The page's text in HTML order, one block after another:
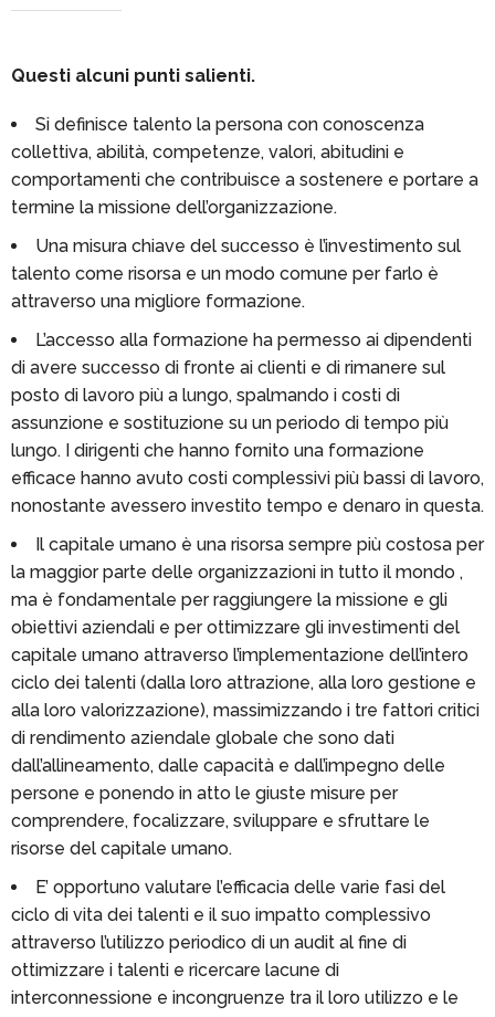
Questi alcuni punti salienti.
Si definisce talento la persona con conoscenza
collettiva, abilità, competenze, valori, abitudini e
comportamenti che contribuisce a sostenere e portare a
termine la missione dell’organizzazione.
Una misura chiave del successo è l’investimento sul
talento come risorsa e un modo comune per farlo è
attraverso una migliore formazione.
L’accesso alla formazione ha permesso ai dipendenti
di avere successo di fronte ai clienti e di rimanere sul
posto di lavoro più a lungo, spalmando i costi di
assunzione e sostituzione su un periodo di tempo più
lungo. I dirigenti che hanno fornito una formazione
efficace hanno avuto costi complessivi più bassi di lavoro,
nonostante avessero investito tempo e denaro in questa.
Il capitale umano è una risorsa sempre più costosa per
la maggior parte delle organizzazioni in tutto il mondo ,
ma è fondamentale per raggiungere la missione e gli
obiettivi aziendali e per ottimizzare gli investimenti del
capitale umano attraverso l’implementazione dell’intero
ciclo dei talenti (dalla loro attrazione, alla loro gestione e
alla loro valorizzazione), massimizzando i tre fattori critici
di rendimento aziendale globale che sono dati
dall’allineamento, dalle capacità e dall’impegno delle
persone e ponendo in atto le giuste misure per
comprendere, focalizzare, sviluppare e sfruttare le
risorse del capitale umano.
E’ opportuno valutare l’efficacia delle varie fasi del
ciclo di vita dei talenti e il suo impatto complessivo
attraverso l’utilizzo periodico di un audit al fine di
ottimizzare i talenti e ricercare lacune di
interconnessione e incongruenze tra il loro utilizzo e le